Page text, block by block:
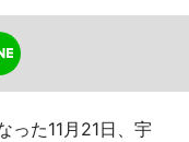
った11月21日、宇